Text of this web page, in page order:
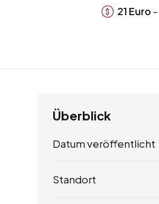
21 Euro -
Überblick
Datum veröffentlicht
Standort